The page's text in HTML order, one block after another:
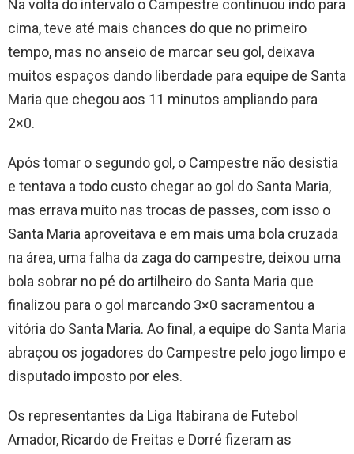
Na volta do intervalo o Campestre continuou indo para
cima, teve até mais chances do que no primeiro
tempo, mas no anseio de marcar seu gol, deixava
muitos espaços dando liberdade para equipe de Santa
Maria que chegou aos 11 minutos ampliando para
2×0.
Após tomar o segundo gol, o Campestre não desistia
e tentava a todo custo chegar ao gol do Santa Maria,
mas errava muito nas trocas de passes, com isso o
Santa Maria aproveitava e em mais uma bola cruzada
na área, uma falha da zaga do campestre, deixou uma
bola sobrar no pé do artilheiro do Santa Maria que
finalizou para o gol marcando 3×0 sacramentou a
vitória do Santa Maria. Ao final, a equipe do Santa Maria
abraçou os jogadores do Campestre pelo jogo limpo e
disputado imposto por eles.
Os representantes da Liga Itabirana de Futebol
Amador, Ricardo de Freitas e Dorré fizeram as